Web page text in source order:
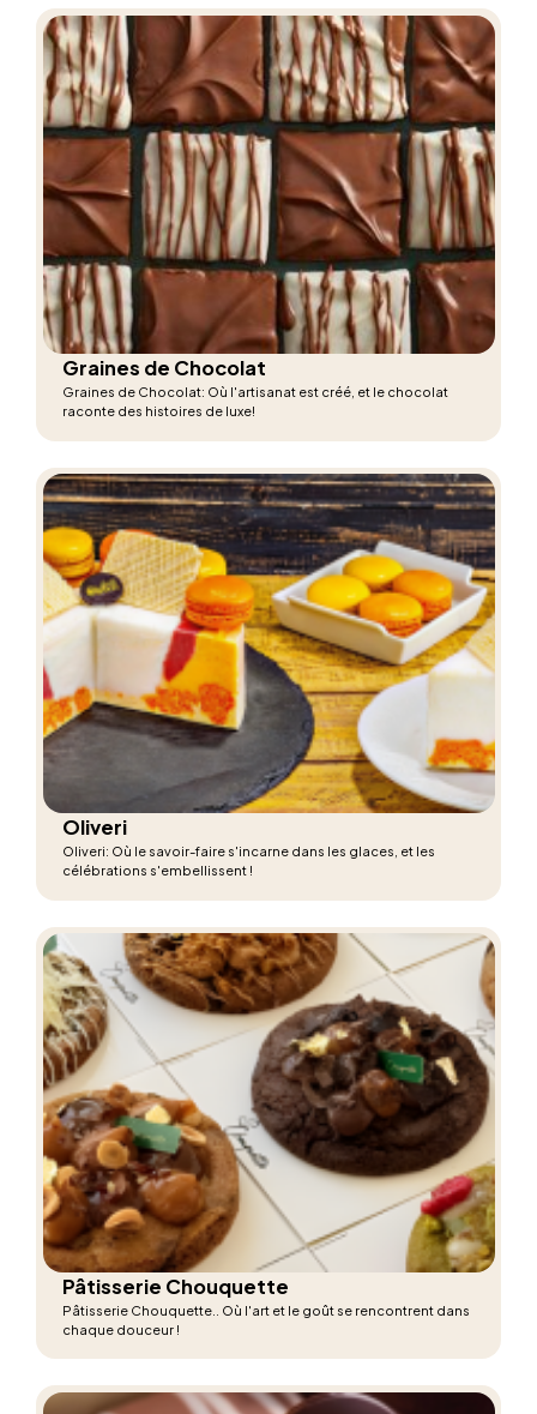
Graines de Chocolat
Graines de Chocolat: Où l'artisanat est créé, et le chocolat
raconte des histoires de luxe!
Oliveri
Oliveri: Où le savoir-faire s'incarne dans les glaces, et les
célébrations s'embellissent !
Pâtisserie Chouquette
Pâtisserie Chouquette.. Où l'art et le goût se rencontrent dans
chaque douceur !